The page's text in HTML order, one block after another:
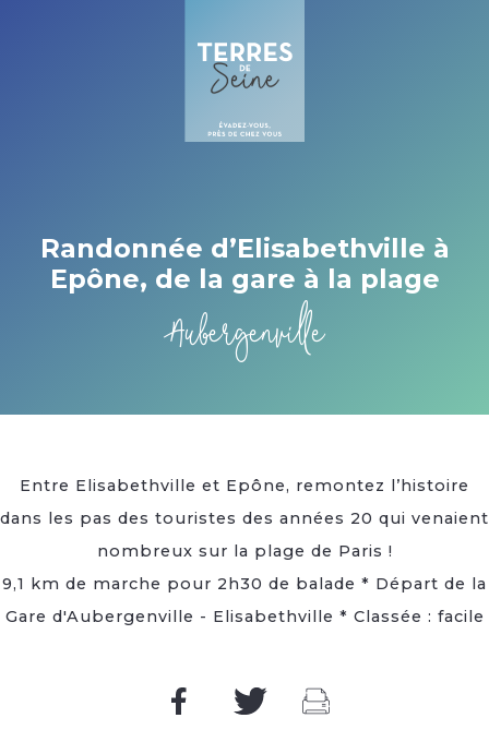
Randonnée d’Elisabethville à
Epône, de la gare à la plage
Aubergenville
Entre Elisabethville et Epône, remontez l’histoire
dans les pas des touristes des années 20 qui venaient
nombreux sur la plage de Paris !
9,1 km de marche pour 2h30 de balade * Départ de la
Gare d'Aubergenville - Elisabethville * Classée : facile